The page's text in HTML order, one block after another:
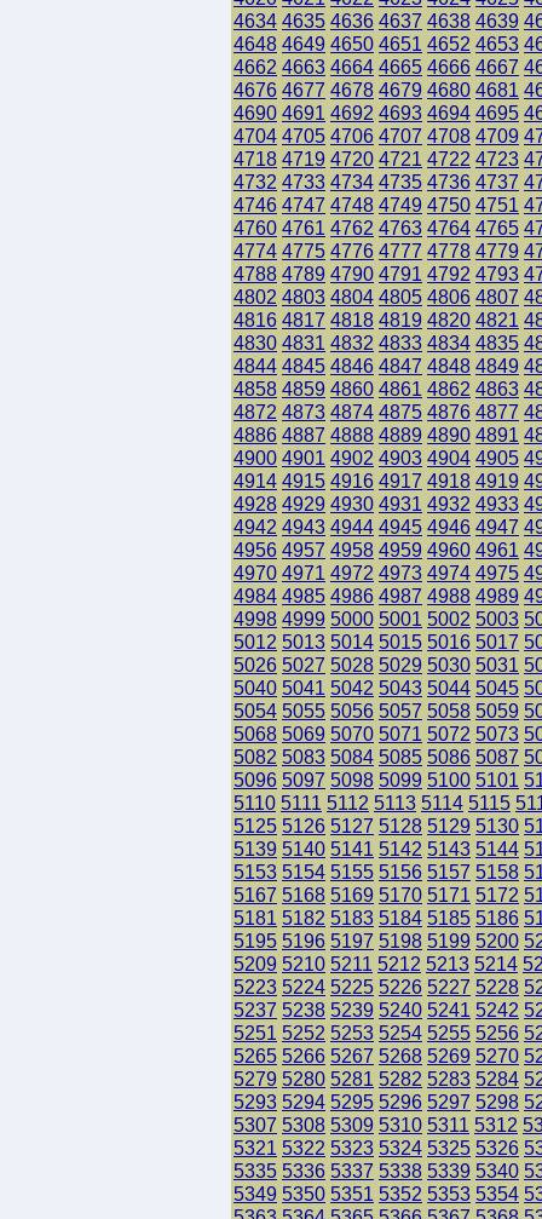
4634 4635 4636 4637 4638 4639
4648 4649 4650 4651 4652 4653
4662 4663 4664 4665 4666 4667
4676 4677 4678 4679 4680 4681
4690 4691 4692 4693 4694 4695
4704 4705 4706 4707 4708 4709
4718 4719 4720 4721 4722 4723
4732 4733 4734 4735 4736 4737
4746 4747 4748 4749 4750 4751
4760 4761 4762 4763 4764 4765
4774 4775 4776 4777 4778 4779
4788 4789 4790 4791 4792 4793
4802 4803 4804 4805 4806 4807
4816 4817 4818 4819 4820 4821
4830 4831 4832 4833 4834 4835
4844 4845 4846 4847 4848 4849
4858 4859 4860 4861 4862 4863
4872 4873 4874 4875 4876 4877
4886 4887 4888 4889 4890 4891
4900 4901 4902 4903 4904 4905
4914 4915 4916 4917 4918 4919
4928 4929 4930 4931 4932 4933
4942 4943 4944 4945 4946 4947
4956 4957 4958 4959 4960 4961
4970 4971 4972 4973 4974 4975
4984 4985 4986 4987 4988 4989
4998 4999 5000 5001 5002 5003
5012 5013 5014 5015 5016 5017
5026 5027 5028 5029 5030 5031
5040 5041 5042 5043 5044 5045
5054 5055 5056 5057 5058 5059
5068 5069 5070 5071 5072 5073
5082 5083 5084 5085 5086 5087
5096 5097 5098 5099 5100 5101
5110 5111 5112 5113 5114 5115
5125 5126 5127 5128 5129 5130
5139 5140 5141 5142 5143 5144
5153 5154 5155 5156 5157 5158
5167 5168 5169 5170 5171 5172
5181 5182 5183 5184 5185 5186
5195 5196 5197 5198 5199 5200
5209 5210 5211 5212 5213 5214
5223 5224 5225 5226 5227 5228
5237 5238 5239 5240 5241 5242
5251 5252 5253 5254 5255 5256
5265 5266 5267 5268 5269 5270
5279 5280 5281 5282 5283 5284
5293 5294 5295 5296 5297 5298
5307 5308 5309 5310 5311 5312
5321 5322 5323 5324 5325 5326
5335 5336 5337 5338 5339 5340
5349 5350 5351 5352 5353 5354